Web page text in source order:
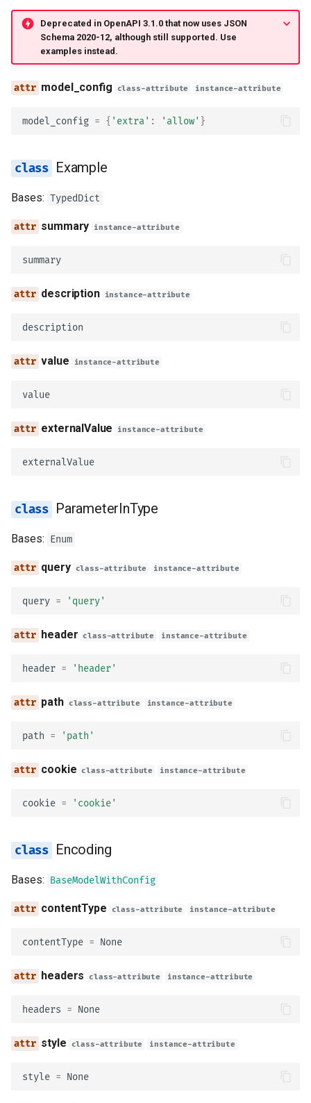
scheme
scheme
authorizationUrl
model_config
refreshUrl
scopes
Deprecated in OpenAPI 3.1.0 that now uses JSON
Schema 2020-12, although still supported. Use
examples instead.
model_config class-attribute instance-attribute
model_config = { 'extra' : 'allow' }
Example
Bases: TypedDict
summary instance-attribute
summary
description instance-attribute
description
value instance-attribute
value
externalValue instance-attribute
externalValue
ParameterInType
Bases: Enum
query class-attribute instance-attribute
query = 'query'
header class-attribute instance-attribute
header = 'header'
path class-attribute instance-attribute
path = 'path'
cookie class-attribute instance-attribute
cookie = 'cookie'
Encoding
Bases: BaseModelWithConfig
contentType class-attribute instance-attribute
contentType = None
headers class-attribute instance-attribute
headers = None
style class-attribute instance-attribute
style = None